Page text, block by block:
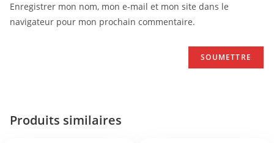
Enregistrer mon nom, mon e-mail et mon site dans le
navigateur pour mon prochain commentaire.
Produits similaires